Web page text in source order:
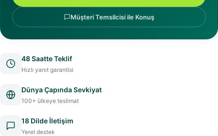
Müşteri Temsilcisi ile Konuş
48 Saatte Teklif
Hızlı yanıt garantisi
Dünya Çapında Sevkiyat
100+ ülkeye teslimat
18 Dilde İletişim
Yerel destek